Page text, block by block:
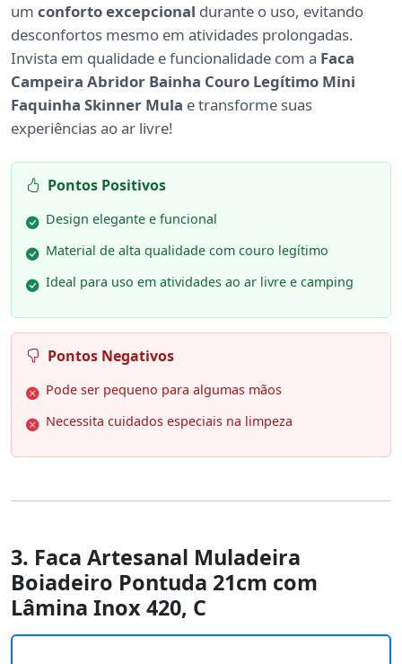
um conforto excepcional durante o uso, evitando
desconfortos mesmo em atividades prolongadas.
Invista em qualidade e funcionalidade com a Faca
Campeira Abridor Bainha Couro Legítimo Mini
Faquinha Skinner Mula e transforme suas
experiências ao ar livre!
Pontos Positivos
Design elegante e funcional
Material de alta qualidade com couro legítimo
Ideal para uso em atividades ao ar livre e camping
Pontos Negativos
Pode ser pequeno para algumas mãos
Necessita cuidados especiais na limpeza
3. Faca Artesanal Muladeira
Boiadeiro Pontuda 21cm com
Lâmina Inox 420, C